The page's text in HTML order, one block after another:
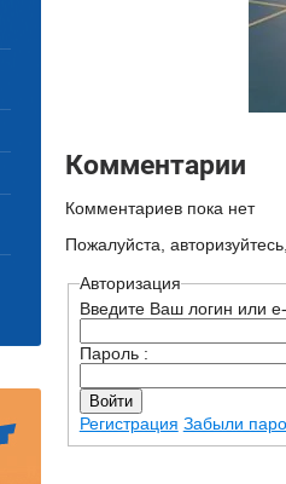
Комментарии
Комментариев пока нет
Пожалуйста,
Авторизация
Введите Ваш логин или
Пароль :
Регистрация Забыли